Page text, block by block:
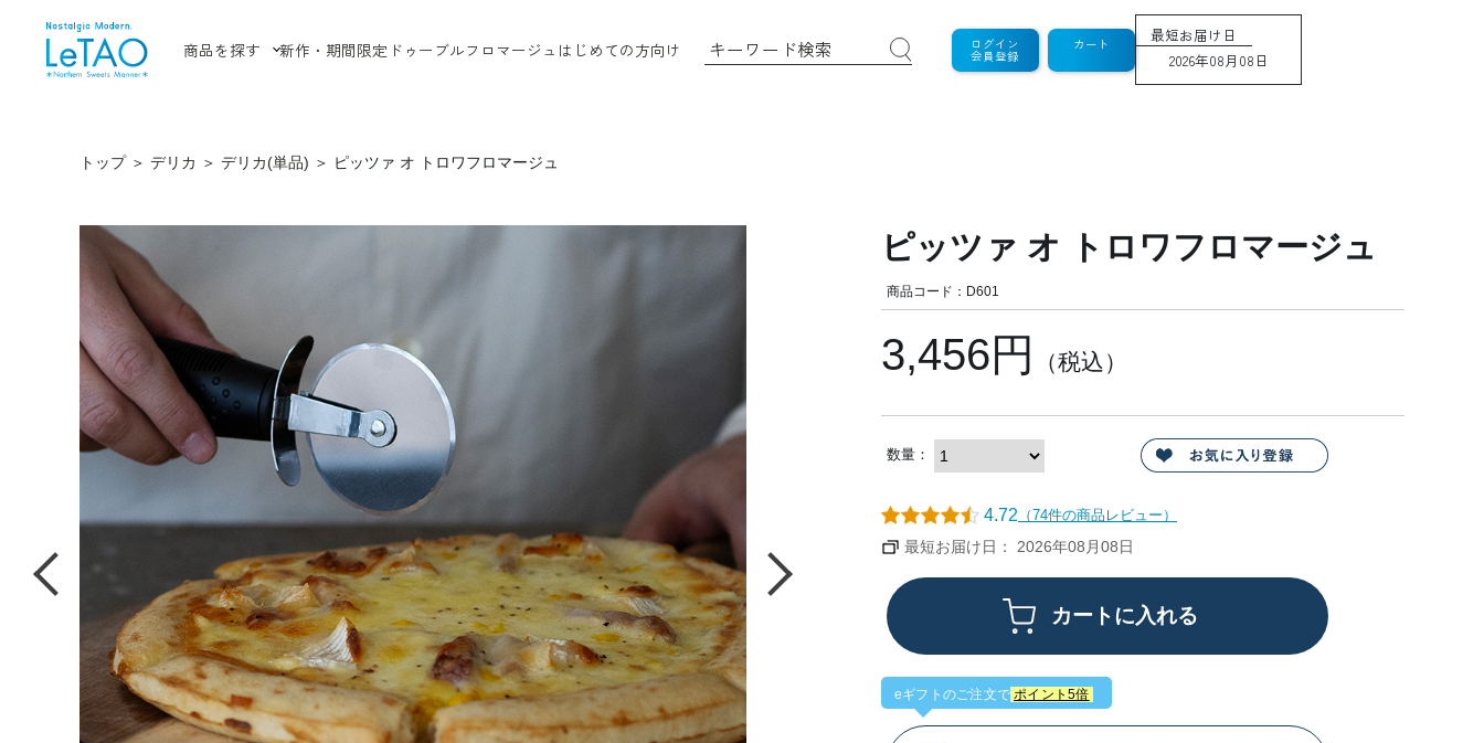
商品を探す 新作・期間限定 ドゥーブルフロマージュ はじめての方向け ログイン
会員登録
カート
最短お届け日
2026年08月08日
トップ ＞ デリカ ＞ デリカ(単品) ＞ ピッツァ オ トロワフロマージュ
ピッツァ オ トロワフロマージュ
商品コード：D601
3,456円 （税込）
数量：
4.72 （74件の商品レビュー）
最短お届け日： 2026年08月08日
eギフトのご注文で ポイント5倍